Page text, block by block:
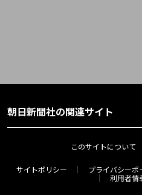
朝日新聞社の関連サイト
このサイトについて
サイトポリシー プライバシーポ
利用者情